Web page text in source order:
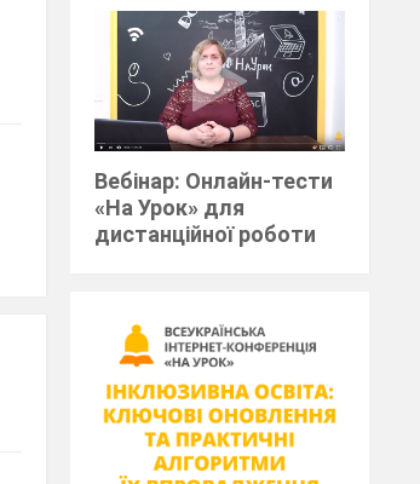
Вебінар: Онлайн-тести
«На Урок» для
дистанційної роботи